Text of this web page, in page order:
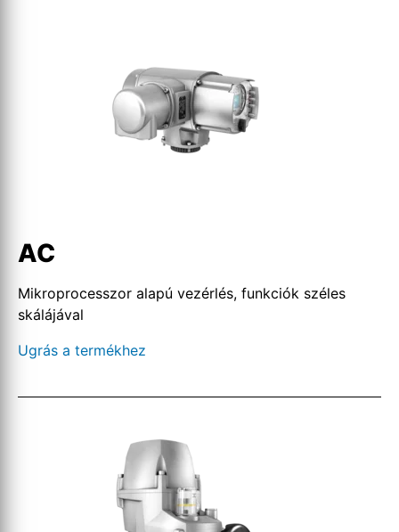
AC
Mikroprocesszor alapú vezérlés, funkciók széles
skálájával
Ugrás a termékhez